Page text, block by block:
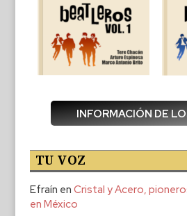
INFORMACIÓN DE
TU VOZ
Efraín en Cristal y Acero,
en México